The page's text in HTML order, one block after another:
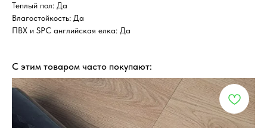
Теплый пол: Да
Влагостойкость: Да
ПВХ и SPC английская елка: Да
С этим товаром часто покупают: